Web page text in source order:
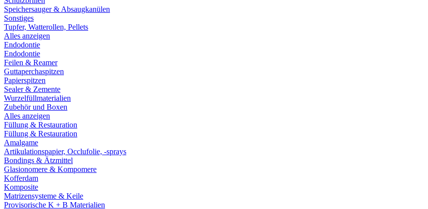
Speichersauger & Absaugkanülen
Sonstiges
Tupfer, Watterollen, Pellets
Alles anzeigen
Endodontie
Endodontie
Feilen & Reamer
Guttaperchaspitzen
Papierspitzen
Sealer & Zemente
Wurzelfüllmaterialien
Zubehör und Boxen
Alles anzeigen
Füllung & Restauration
Füllung & Restauration
Amalgame
Artikulationspapier, Occlufolie, -sprays
Bondings & Ätzmittel
Glasionomere & Kompomere
Kofferdam
Komposite
Matrizensysteme & Keile
Provisorische K + B Materialien